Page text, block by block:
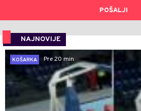
POŠALJI
NAJNOVIJE
KOŠARKA
Pre 20 min